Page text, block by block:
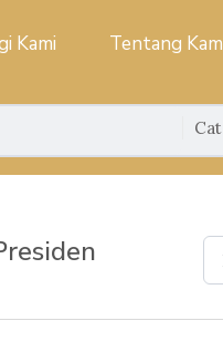
Kami Tentang